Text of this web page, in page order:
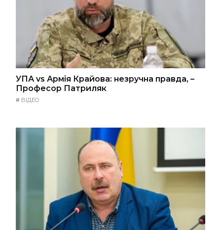
УПА vs Армія Крайова: незручна правда, –
Професор Патриляк
# ВІДЕО